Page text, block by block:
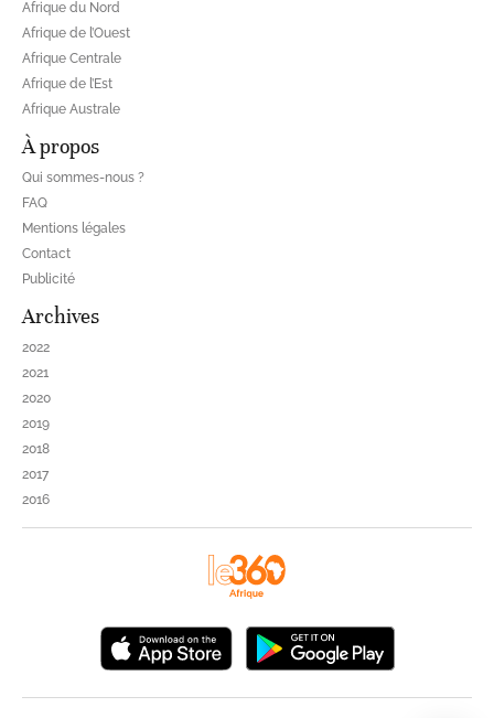
Afrique du Nord
Afrique de l’Ouest
Afrique Centrale
Afrique de l’Est
Afrique Australe
À propos
Qui sommes-nous ?
FAQ
Mentions légales
Contact
Publicité
Archives
2022
2021
2020
2019
2018
2017
2016